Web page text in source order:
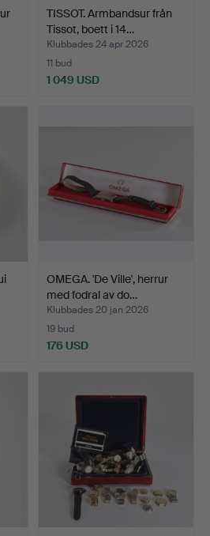
TISSOT. Armbandsur från
Tissot, boett i 14…
Klubbades 24 apr 2026
11 bud
1 049 USD
OMEGA. 'De Ville', herrur
med fodral av do…
Klubbades 20 jan 2026
19 bud
176 USD